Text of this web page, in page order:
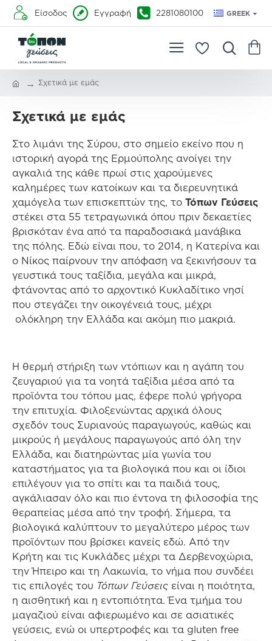
Είσοδος Εγγραφή 2281080100 GREEK
Σχετικά με εμάς
Σχετικά με εμάς
Στο λιμάνι της Σύρου, στο σημείο εκείνο που η
ιστορική αγορά της Ερμούπολης ανοίγει την
αγκαλιά της κάθε πρωί στις χαρούμενες
καλημέρες των κατοίκων και τα διερευνητικά
χαμόγελα των επισκεπτών της, το Τόπων Γεύσεις
στέκει στα 55 τετραγωνικά όπου πριν δεκαετίες
βρισκόταν ένα από τα παραδοσιακά μανάβικα
της πόλης. Εδώ είναι που, το 2014, η Κατερίνα και
ο Νίκος παίρνουν την απόφαση να ξεκινήσουν τα
γευστικά τους ταξίδια, μεγάλα και μικρά,
φτάνοντας από το αρχοντικό Κυκλαδίτικο νησί
που στεγάζει την οικογένειά τους, μέχρι
ολόκληρη την Ελλάδα και ακόμη πιο μακριά.
Η θερμή στήριξη των ντόπιων και η αγάπη του
ζευγαριού για τα νοητά ταξίδια μέσα από τα
προϊόντα του τόπου μας, έφερε πολύ γρήγορα
την επιτυχία. Φιλοξενώντας αρχικά όλους
σχεδόν τους Συριανούς παραγωγούς, καθώς και
μικρούς ή μεγάλους παραγωγούς από όλη την
Ελλάδα, και διατηρώντας μία γωνία του
καταστήματος για τα βιολογικά που και οι ίδιοι
επιλέγουν για το σπίτι και τα παιδιά τους,
αγκάλιασαν όλο και πιο έντονα τη φιλοσοφία της
θεραπείας μέσα από την τροφή. Σήμερα, τα
βιολογικά καλύπτουν το μεγαλύτερο μέρος των
προϊόντων που βρίσκει κανείς εδώ. Από την
Κρήτη και τις Κυκλάδες μέχρι τα Δερβενοχώρια,
την Ήπειρο και τη Λακωνία, το νήμα που συνδέει
τις επιλογές του Τόπων Γεύσεις είναι η ποιότητα,
η αισθητική και η εντοπιότητα. Ένα τμήμα του
μαγαζιού είναι αφιερωμένο και σε ασιατικές
γεύσεις, ενώ οι υπερτροφές και τα gluten free